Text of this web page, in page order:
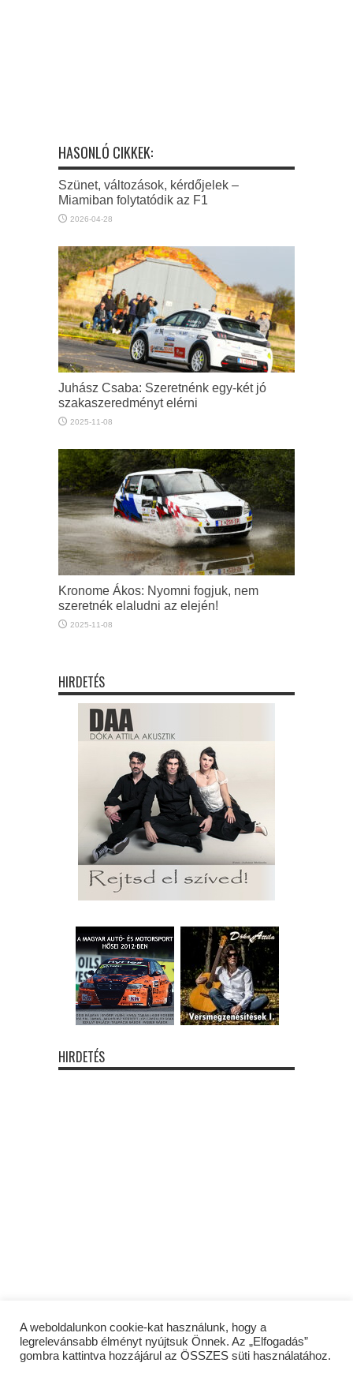
HASONLÓ CIKKEK:
Szünet, változások, kérdőjelek –
Miamiban folytatódik az F1
2026-04-28
Juhász Csaba: Szeretnénk egy-két jó
szakaszeredményt elérni
2025-11-08
Kronome Ákos: Nyomni fogjuk, nem
szeretnék elaludni az elején!
2025-11-08
HIRDETÉS
HIRDETÉS
A weboldalunkon cookie-kat használunk, hogy a
legrelevánsabb élményt nyújtsuk Önnek. Az „Elfogadás”
gombra kattintva hozzájárul az ÖSSZES süti használatához.